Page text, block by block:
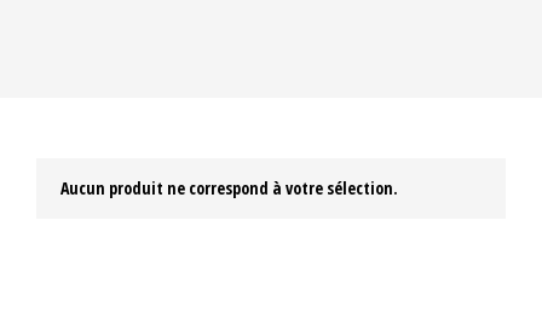
Aucun produit ne correspond à votre sélection.